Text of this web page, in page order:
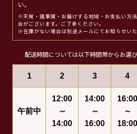
い。
※天候・諸事情・お届けする地域・お支払い方
合がございます。ご了承ください。
※在庫がない場合は別途メールにてお知らせいた
配送時間については以下時間帯からお選び
1 2 3 4
午前中
12:00
～
14:00
14:00
～
16:00
16:00
～
18:00